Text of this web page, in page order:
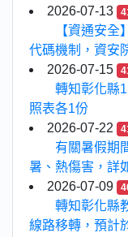
2026-07-13
【資通安
代碼機制，資安
2026-07-15
轉知彰化縣
照表各1份
2026-07-22
有關暑假期
暑、熱傷害，詳
2026-07-09
轉知彰化縣
線路移轉，預計